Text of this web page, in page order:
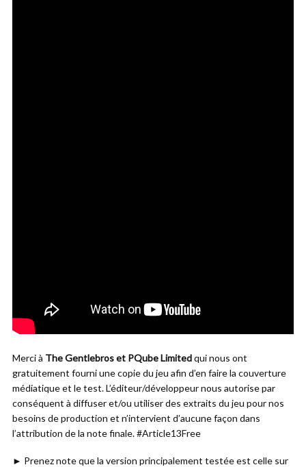
Merci à The Gentlebros et PQube Limitedqui nous ont
gratuitement fourni une copie du jeu afin d’en faire la couverture
médiatique et le test. L’éditeur/développeur nous autorise par
conséquent à diffuser et/ou utiliser des extraits du jeu pour nos
besoins de production et n’intervient d’aucune façon dans
l’attribution de la note finale. #Article13Free
► Prenez note que la version principalement testée est celle sur